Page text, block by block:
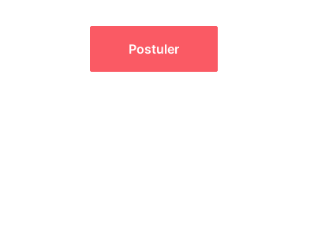
Postuler